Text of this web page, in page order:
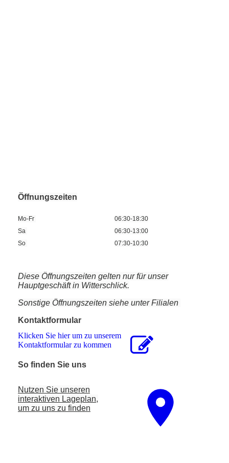
Öffnungszeiten
Mo-Fr
06:30-18:30
Sa
06:30-13:00
So
07:30-10:30
Diese Öffnungszeiten gelten nur für unser
Hauptgeschäft in Witterschlick.
Sonstige Öffnungszeiten siehe unter Filialen
Kontaktformular
Klicken Sie hier um zu unserem
Kon­takt­for­mu­lar zu kommen
So finden Sie uns
Nutzen Sie unseren
interaktiven La­ge­plan,
um zu uns zu finden